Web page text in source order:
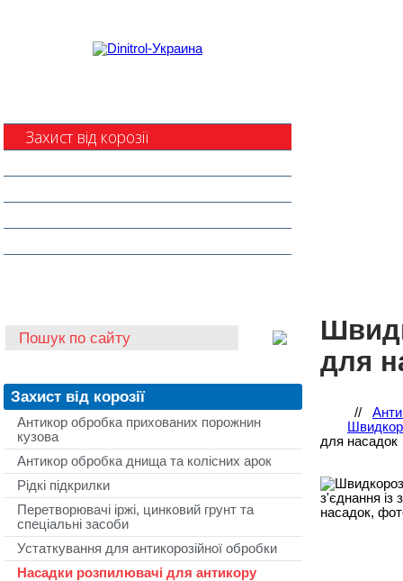
Захист від корозії
Захист від корозії
Антикор обробка прихованих порожнин
кузова
Антикор обробка днища та колісних арок
Рідкі підкрилки
Перетворювачі іржі, цинковий грунт та
спеціальні засоби
Устаткування для антикорозійної обробки
Насадки розпилювачі для антикору
для
//
для насадок